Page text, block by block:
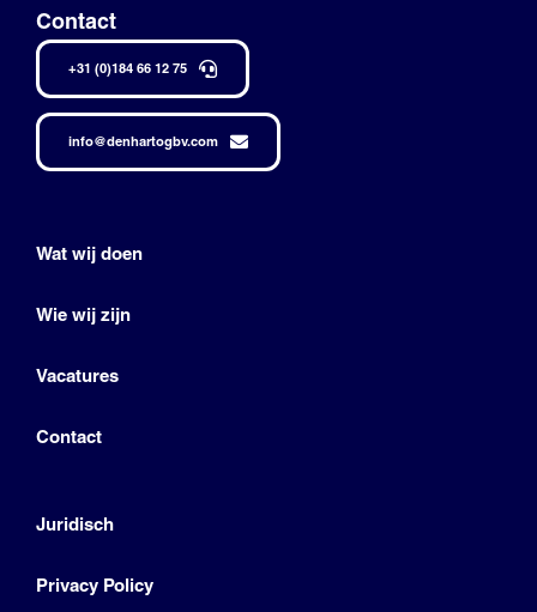
Contact
+31 (0)184 66 12 75
info@denhartogbv.com
Wat wij doen
Wie wij zijn
Vacatures
Contact
Juridisch
Privacy Policy